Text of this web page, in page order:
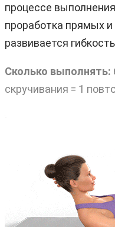
процессе
проработка прямых
развивается
Сколько выполнять:
скручивания = 1